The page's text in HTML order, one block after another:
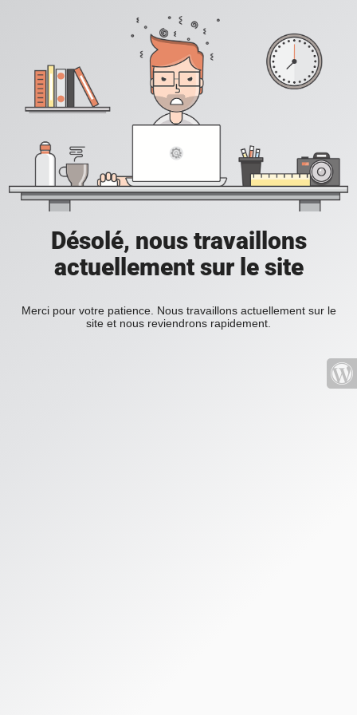
Désolé, nous travaillons
actuellement sur le site
Merci pour votre patience. Nous travaillons actuellement sur le
site et nous reviendrons rapidement.